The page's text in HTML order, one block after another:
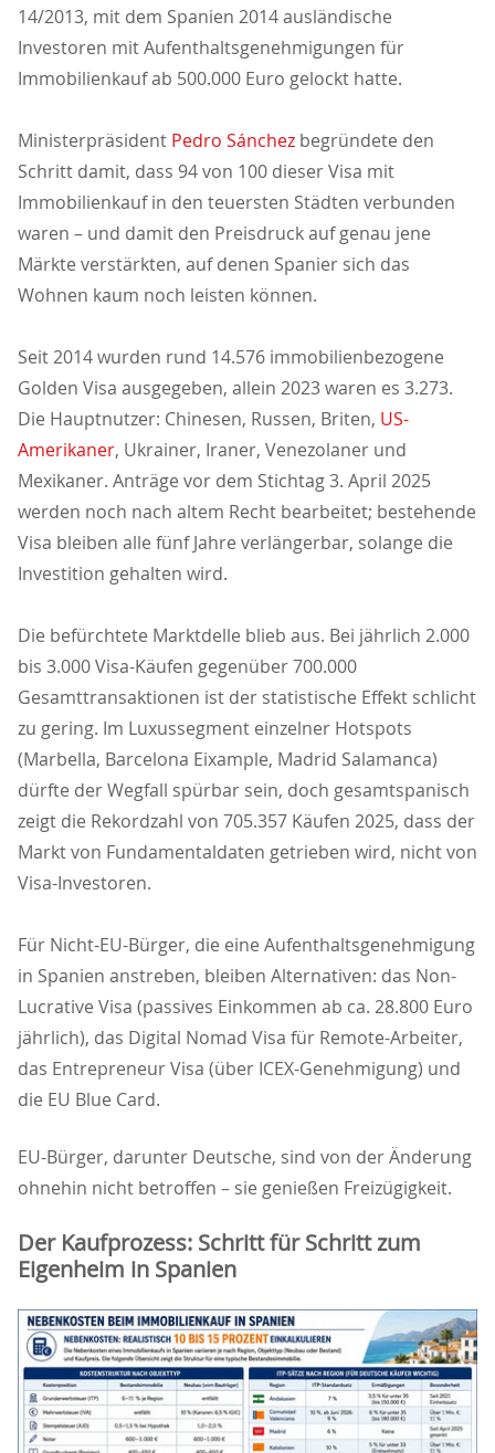
14/2013, mit dem Spanien 2014 ausländische
Investoren mit Aufenthaltsgenehmigungen für
Immobilienkauf ab 500.000 Euro gelockt hatte.
Ministerpräsident Pedro Sánchez begründete den
Schritt damit, dass 94 von 100 dieser Visa mit
Immobilienkauf in den teuersten Städten verbunden
waren – und damit den Preisdruck auf genau jene
Märkte verstärkten, auf denen Spanier sich das
Wohnen kaum noch leisten können.
Seit 2014 wurden rund 14.576 immobilienbezogene
Golden Visa ausgegeben, allein 2023 waren es 3.273.
Die Hauptnutzer: Chinesen, Russen, Briten, US-
Amerikaner, Ukrainer, Iraner, Venezolaner und
Mexikaner. Anträge vor dem Stichtag 3. April 2025
werden noch nach altem Recht bearbeitet; bestehende
Visa bleiben alle fünf Jahre verlängerbar, solange die
Investition gehalten wird.
Die befürchtete Marktdelle blieb aus. Bei jährlich 2.000
bis 3.000 Visa-Käufen gegenüber 700.000
Gesamttransaktionen ist der statistische Effekt schlicht
zu gering. Im Luxussegment einzelner Hotspots
(Marbella, Barcelona Eixample, Madrid Salamanca)
dürfte der Wegfall spürbar sein, doch gesamtspanisch
zeigt die Rekordzahl von 705.357 Käufen 2025, dass der
Markt von Fundamentaldaten getrieben wird, nicht von
Visa-Investoren.
Für Nicht-EU-Bürger, die eine Aufenthaltsgenehmigung
in Spanien anstreben, bleiben Alternativen: das Non-
Lucrative Visa (passives Einkommen ab ca. 28.800 Euro
jährlich), das Digital Nomad Visa für Remote-Arbeiter,
das Entrepreneur Visa (über ICEX-Genehmigung) und
die EU Blue Card.
EU-Bürger, darunter Deutsche, sind von der Änderung
ohnehin nicht betroffen – sie genießen Freizügigkeit.
Der Kaufprozess: Schritt für Schritt zum
Eigenheim in Spanien